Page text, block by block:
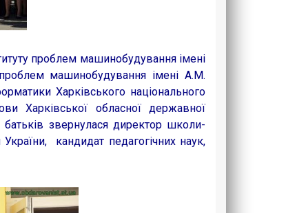
проблем машинобудування імені
машинобудування імені А.М.
Харківського національного
Харківської обласної державної
батьків звернулася директор школи-
кандидат педагогічних наук,